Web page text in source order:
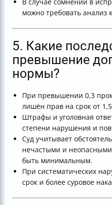
В случае сомнений в
можно требовать анализ
5. Какие
превышение
нормы?
При превышении 0,3
лишён прав на срок от
Штрафы и уголовная
степени нарушения и
Суд учитывает
нечастыми и
быть минимальным.
При систематических
срок и более суровое